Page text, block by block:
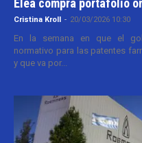
Elea compra portafolio
Cristina Kroll - 20/03/2026 10:30
En la semana en que el
normativo para las patentes
y que va por...